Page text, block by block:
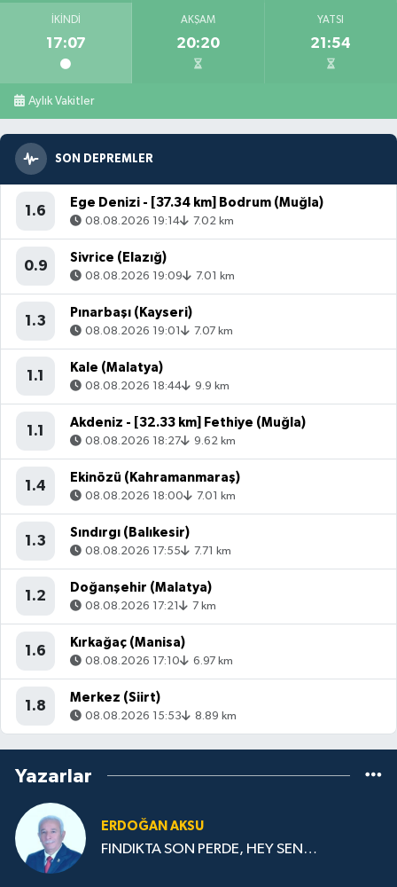
İKINDI
17:07
AKŞAM
20:20
YATSI
21:54
Aylık Vakitler
SON DEPREMLER
1.6
Ege Denizi - [37.34 km] Bodrum (Muğla)
08.08.2026 19:14 7.02 km
0.9
Sivrice (Elazığ)
08.08.2026 19:09 7.01 km
1.3
Pınarbaşı (Kayseri)
08.08.2026 19:01 7.07 km
1.1
Kale (Malatya)
08.08.2026 18:44 9.9 km
1.1
Akdeniz - [32.33 km] Fethiye (Muğla)
08.08.2026 18:27 9.62 km
1.4
Ekinözü (Kahramanmaraş)
08.08.2026 18:00 7.01 km
1.3
Sındırgı (Balıkesir)
08.08.2026 17:55 7.71 km
1.2
Doğanşehir (Malatya)
08.08.2026 17:21 7 km
1.6
Kırkağaç (Manisa)
08.08.2026 17:10 6.97 km
1.8
Merkez (Siirt)
08.08.2026 15:53 8.89 km
Yazarlar
ERDOĞAN AKSU
FINDIKTA SON PERDE, HEY SEN…